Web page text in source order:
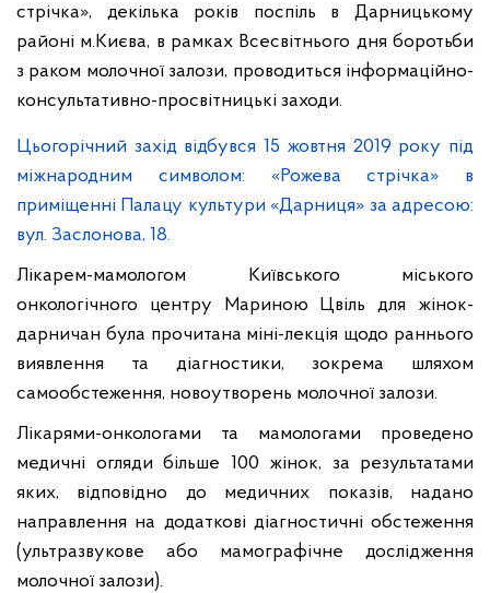
стрічка», декілька років поспіль в Дарницькому
районі м.Києва, в рамках Всесвітнього дня боротьби
з раком молочної залози, проводиться інформаційно-
консультативно-просвітницькі заходи.
Цьогорічний захід відбувся 15 жовтня 2019 року під
міжнародним символом: «Рожева стрічка» в
приміщенні Палацу культури «Дарниця» за адресою:
вул. Заслонова, 18.
Лікарем-мамологом Київського міського
онкологічного центру Мариною Цвіль для жінок-
дарничан була прочитана міні-лекція щодо раннього
виявлення та діагностики, зокрема шляхом
самообстеження, новоутворень молочної залози.
Лікарями-онкологами та мамологами проведено
медичні огляди більше 100 жінок, за результатами
яких, відповідно до медичних показів, надано
направлення на додаткові діагностичні обстеження
(ультразвукове або мамографічне дослідження
молочної залози).